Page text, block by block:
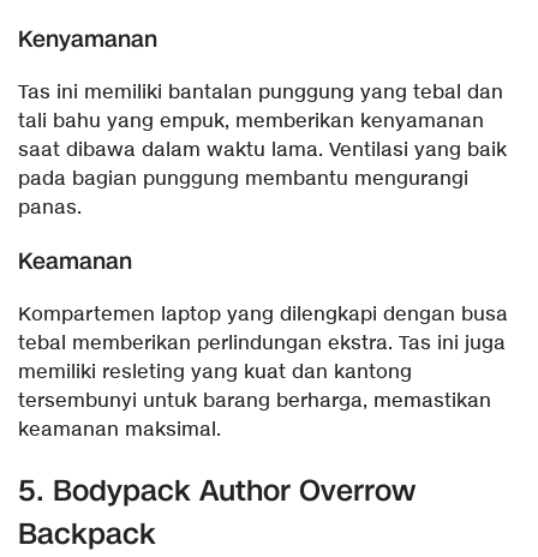
Kenyamanan
Tas ini memiliki bantalan punggung yang tebal dan
tali bahu yang empuk, memberikan kenyamanan
saat dibawa dalam waktu lama. Ventilasi yang baik
pada bagian punggung membantu mengurangi
panas.
Keamanan
Kompartemen laptop yang dilengkapi dengan busa
tebal memberikan perlindungan ekstra. Tas ini juga
memiliki resleting yang kuat dan kantong
tersembunyi untuk barang berharga, memastikan
keamanan maksimal.
5. Bodypack Author Overrow
Backpack